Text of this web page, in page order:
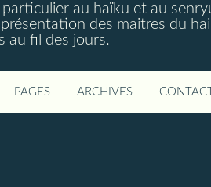
particulier au haïku et au
des maitres du
au fil des jours.
PAGES ARCHIVES CONTACT